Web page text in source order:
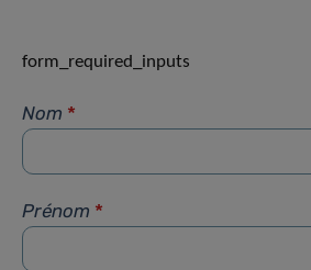
form_required_inputs
Nom *
Prénom *